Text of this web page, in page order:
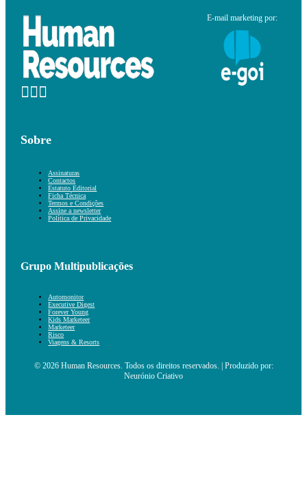
E-mail marketing por:
Sobre
Assinaturas
Contactos
Estatuto Editorial
Ficha Técnica
Termos e Condições
Assine a newsletter
Política de Privacidade
Grupo Multipublicações
Automonitor
Executive Digest
Forever Young
Kids Marketeer
Marketeer
Risco
Viagens & Resorts
© 2026 Human Resources. Todos os direitos reservados. | Produzido por:
Neurónio Criativo